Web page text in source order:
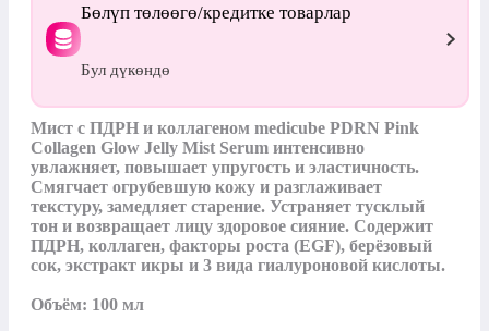
Бөлүп төлөөгө/кредитке товарлар
Бул дүкөндө
Мист с ПДРН и коллагеном medicube PDRN Pink
Collagen Glow Jelly Mist Serum интенсивно
увлажняет, повышает упругость и эластичность.
Смягчает огрубевшую кожу и разглаживает
текстуру, замедляет старение. Устраняет тусклый
тон и возвращает лицу здоровое сияние. Содержит
ПДРН, коллаген, факторы роста (EGF), берёзовый
сок, экстракт икры и 3 вида гиалуроновой кислоты.
Объём: 100 мл